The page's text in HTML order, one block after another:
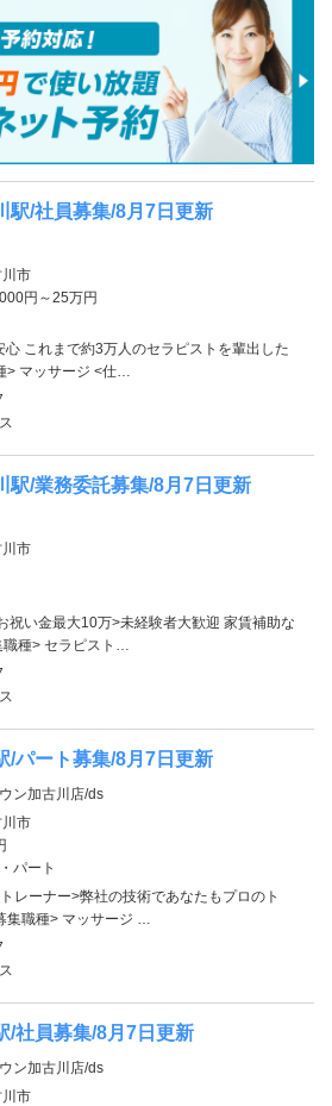
駅/社員募集/8月7日更新
市
円～25万円
心 これまで約3万人のセラピストを輩出した
> マッサージ <仕…
駅/業務委託募集/8月7日更新
市
祝い金最大10万>未経験者大歓迎 家賃補助な
種> セラピスト…
/パート募集/8月7日更新
ン加古川店/ds
市
パート
レーナー>弊社の技術であなたもプロのト
集職種> マッサージ …
/社員募集/8月7日更新
ン加古川店/ds
市